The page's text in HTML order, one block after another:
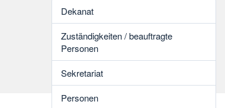
Dekanat
Zuständigkeiten / beauftragte
Personen
Sekretariat
Personen